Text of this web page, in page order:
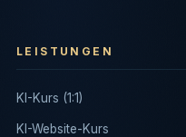
LEISTUNGEN
KI-Kurs (1:1)
KI-Website-Kurs